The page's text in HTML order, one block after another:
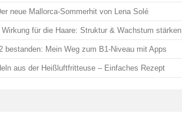
neue Mallorca-Sommerhit von Lena Solé
für die Haare: Struktur & Wachstum stärken
bestanden: Mein Weg zum B1-Niveau mit Apps
aus der Heißluftfritteuse – Einfaches Rezept